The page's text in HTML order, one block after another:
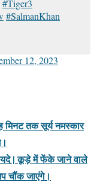
#Tiger3
#SalmanKhan
12, 2023
तक सूर्य नमस्कार
| कूड़े में फेंके जाने वाले
चौंक जाएंगे।